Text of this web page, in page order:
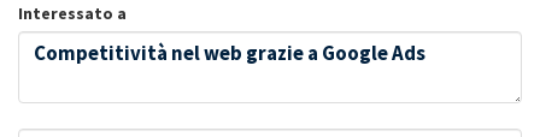
Interessato a